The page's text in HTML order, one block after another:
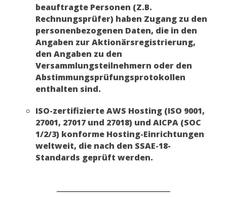
beauftragte Personen (Z.B.
Rechnungsprüfer) haben Zugang zu den
personenbezogenen Daten, die in den
Angaben zur Aktionärsregistrierung,
den Angaben zu den
Versammlungsteilnehmern oder den
Abstimmungsprüfungsprotokollen
enthalten sind.
ISO-zertifizierte AWS Hosting (ISO 9001,
27001, 27017 und 27018) und AICPA (SOC
1/2/3) konforme Hosting-Einrichtungen
weltweit, die nach den SSAE-18-
Standards geprüft werden.